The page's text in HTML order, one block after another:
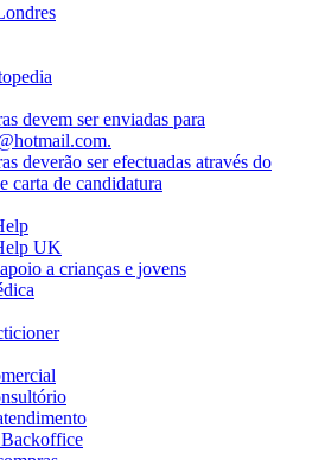
devem ser enviadas para
deverão ser efectuadas através do
carta de candidatura
UK
a crianças e jovens
Backoffice